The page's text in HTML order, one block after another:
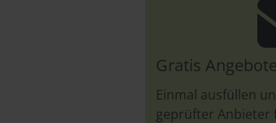
Gratis
Einmal ausfüllen
geprüfter Anbieter